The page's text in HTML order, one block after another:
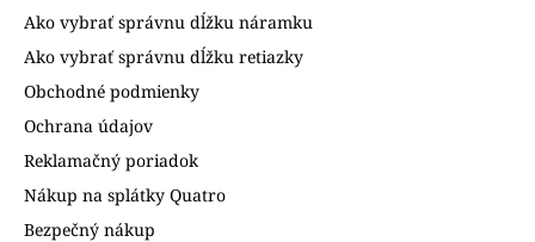
Ako vybrať správnu dĺžku náramku
Ako vybrať správnu dĺžku retiazky
Obchodné podmienky
Ochrana údajov
Reklamačný poriadok
Nákup na splátky Quatro
Bezpečný nákup